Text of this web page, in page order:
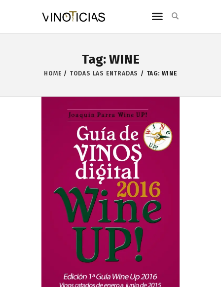
Tag: WINE
HOME TODAS LAS ENTRADAS TAG: WINE